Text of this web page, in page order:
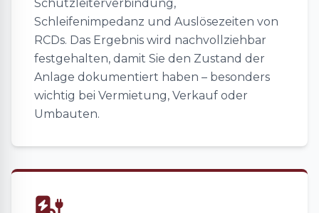
Schutzleiterverbindung,
Schleifenimpedanz und Auslösezeiten von
RCDs. Das Ergebnis wird nachvollziehbar
festgehalten, damit Sie den Zustand der
Anlage dokumentiert haben – besonders
wichtig bei Vermietung, Verkauf oder
Umbauten.